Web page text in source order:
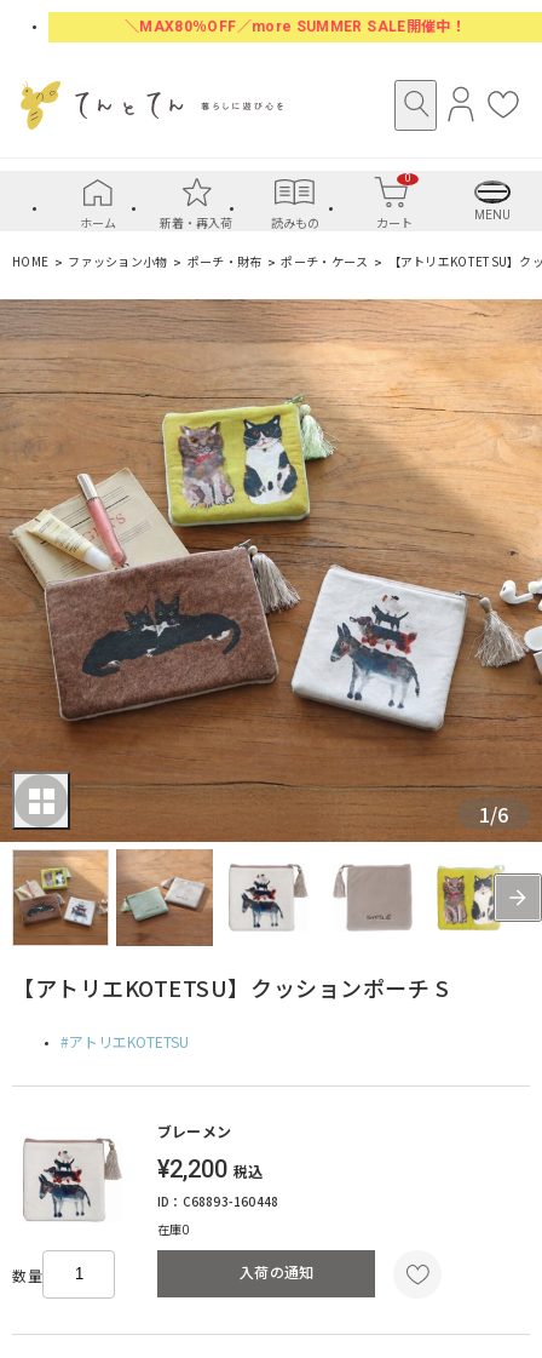
＼MAX80％OFF／more SUMMER SALE開催中！
に
入
り
ホーム 新着・再入荷 読みもの カート
0
MENU
HOME ファッション小物 ポーチ・財布 ポーチ・ケース 【アトリエKOTETSU】ク
1/6
【アトリエKOTETSU】クッションポーチ S
アトリエKOTETSU
ブレーメン
¥2,200 税込
ID：C68893-160448
在庫0
数量 入荷の通知